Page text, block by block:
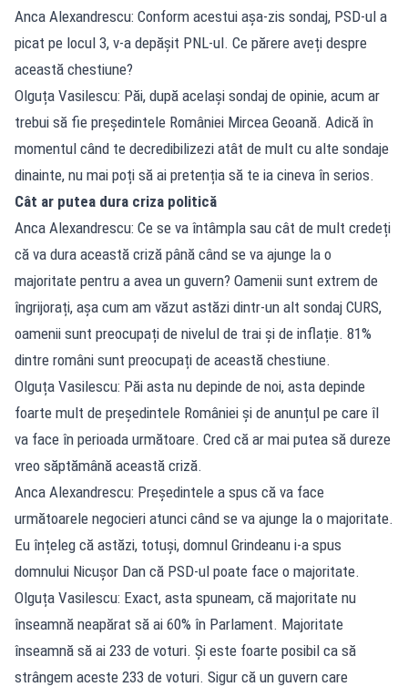
Anca Alexandrescu: Conform acestui așa-zis sondaj, PSD-ul a
picat pe locul 3, v-a depășit PNL-ul. Ce părere aveți despre
această chestiune?
Olguța Vasilescu: Păi, după același sondaj de opinie, acum ar
trebui să fie președintele României Mircea Geoană. Adică în
momentul când te decredibilizezi atât de mult cu alte sondaje
dinainte, nu mai poți să ai pretenția să te ia cineva în serios.
Cât ar putea dura criza politică
Anca Alexandrescu: Ce se va întâmpla sau cât de mult credeți
că va dura această criză până când se va ajunge la o
majoritate pentru a avea un guvern? Oamenii sunt extrem de
îngrijorați, așa cum am văzut astăzi dintr-un alt sondaj CURS,
oamenii sunt preocupați de nivelul de trai și de inflație. 81%
dintre români sunt preocupați de această chestiune.
Olguța Vasilescu: Păi asta nu depinde de noi, asta depinde
foarte mult de președintele României și de anunțul pe care îl
va face în perioada următoare. Cred că ar mai putea să dureze
vreo săptămână această criză.
Anca Alexandrescu: Președintele a spus că va face
următoarele negocieri atunci când se va ajunge la o majoritate.
Eu înțeleg că astăzi, totuși, domnul Grindeanu i-a spus
domnului Nicușor Dan că PSD-ul poate face o majoritate.
Olguța Vasilescu: Exact, asta spuneam, că majoritate nu
înseamnă neapărat să ai 60% în Parlament. Majoritate
înseamnă să ai 233 de voturi. Și este foarte posibil ca să
strângem aceste 233 de voturi. Sigur că un guvern care